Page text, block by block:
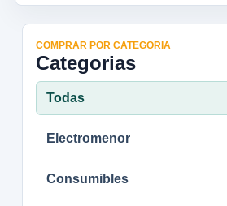
COMPRAR POR CATEGORIA
Categorias
Todas
Electromenor
Consumibles